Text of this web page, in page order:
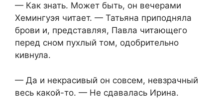
— Как знать. Может быть, он вечерами
Хемингуэя читает. — Татьяна приподняла
брови и, представляя, Павла читающего
перед сном пухлый том, одобрительно
кивнула.
— Да и некрасивый он совсем, невзрачный
весь какой-то. — Не сдавалась Ирина.